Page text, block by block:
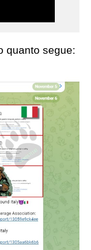
quanto segue: